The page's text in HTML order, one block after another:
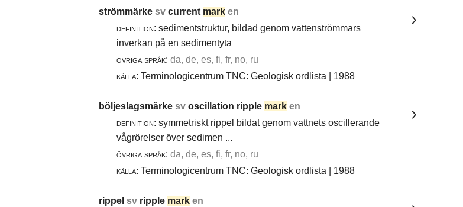
strömmärke sv current mark en
definition: sedimentstruktur, bildad genom vattenströmmars
inverkan på en sedimentyta
övriga språk: da, de, es, fi, fr, no, ru
källa: Terminologicentrum TNC: Geologisk ordlista | 1988
böljeslagsmärke sv oscillation ripple mark en
definition: symmetriskt rippel bildat genom vattnets oscillerande
vågrörelser över sedimen ...
övriga språk: da, de, es, fi, fr, no, ru
källa: Terminologicentrum TNC: Geologisk ordlista | 1988
rippel sv ripple mark en